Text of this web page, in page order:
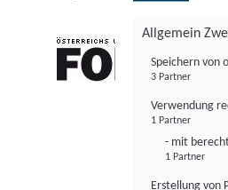
Allgemein
Speichern von
3 Partner
Verwendung
1 Partner
- mit
1 Partner
Erstellung von
FONDS professionell